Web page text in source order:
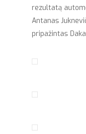
rezultatą
Antanas
pripažintas